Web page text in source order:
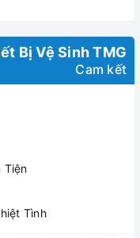
Bị Vệ Sinh TMG
Cam kết
Tiện
Tình